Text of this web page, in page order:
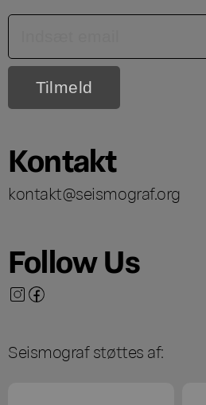
Kontakt
kontakt@seismograf.org
Follow Us
Seismograf støttes af: